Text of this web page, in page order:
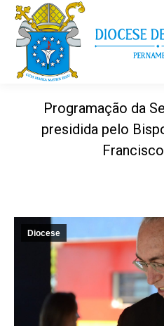
Programação da
presidida pelo
Diocese